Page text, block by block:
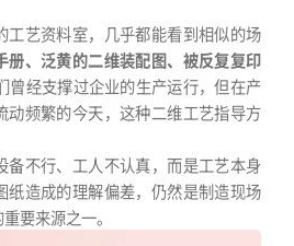
解析
工艺资料室，几乎都能看到相似的场
册、泛黄的二维装配图、被反复复印
曾经支撑过企业的生产运行，但在产
动频繁的今天，这种二维工艺指导方
备不行、工人不认真，而是工艺本身
纸造成的理解偏差，仍然是制造现场
要来源之一。